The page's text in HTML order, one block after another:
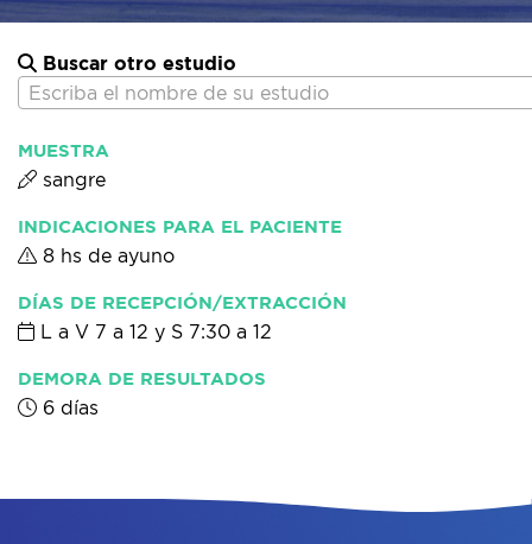
Buscar otro estudio
Escriba el nombre de su estudio
MUESTRA
sangre
INDICACIONES PARA EL PACIENTE
8 hs de ayuno
DÍAS DE RECEPCIÓN/EXTRACCIÓN
L a V 7 a 12 y S 7:30 a 12
DEMORA DE RESULTADOS
6 días